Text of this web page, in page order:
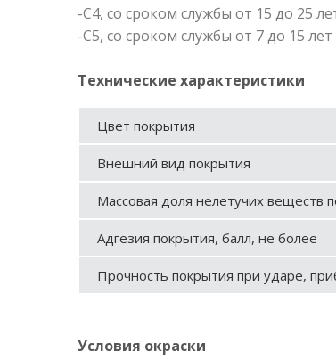
-С4, со сроком службы от 15 до 25
-С5, со сроком службы от 7 до 15 лет
Технические характеристики
Цвет покрытия
Внешний вид покрытия
Массовая доля нелетучих веществ
Адгезия покрытия, балл, не более
Прочность покрытия при ударе,
Условия окраски